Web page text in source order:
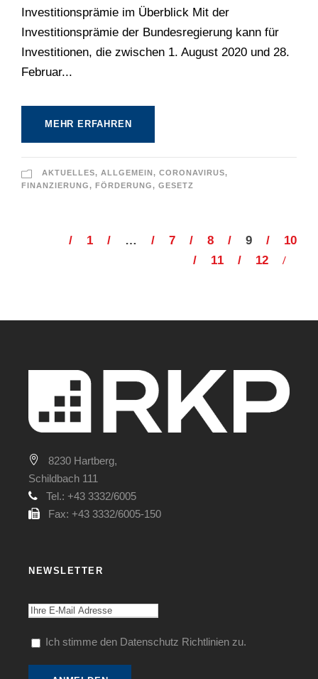
Investitionsprämie im Überblick Mit der
Investitionsprämie der Bundesregierung kann für
Investitionen, die zwischen 1. August 2020 und 28.
Februar...
MEHR ERFAHREN
AKTUELLES, ALLGEMEIN, CORONAVIRUS,
FINANZIERUNG, FÖRDERUNG, GESETZ
1 … 7 8 9
10
11
12
8230 Hartberg,
Schildbach 111
Tel.: +43 3332/6005
Fax: +43 3332/6005-150
NEWSLETTER
Ich stimme den Datenschutz Richtlinien zu.